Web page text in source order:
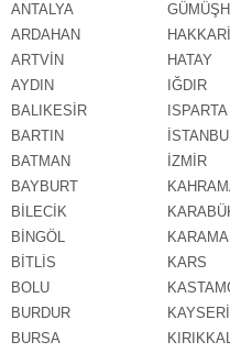
ANTALYA
ARDAHAN
ARTVİN
AYDIN
BALIKESİR
BARTIN
BATMAN
BAYBURT
BİLECİK
BİNGÖL
BİTLİS
BOLU
BURDUR
BURSA
HAKKARİ
HATAY
IĞDIR
ISPARTA
İZMİR
KARS
KAYSERİ